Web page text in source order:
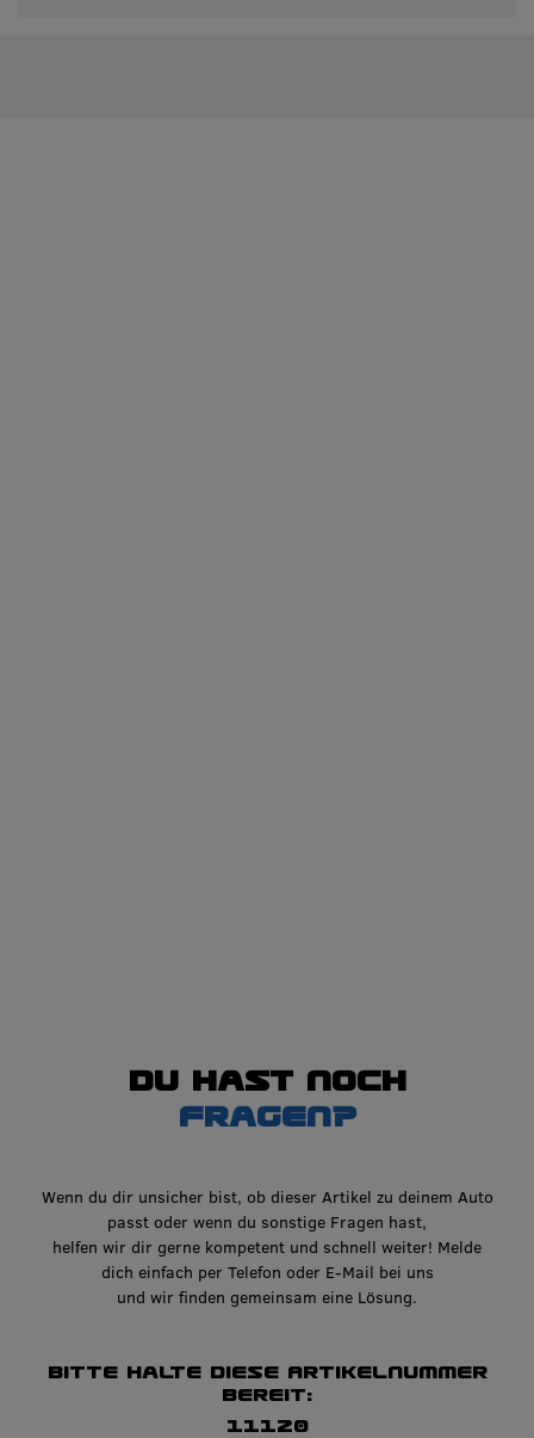
Du hast noch
Fragen?
Wenn du dir unsicher bist, ob dieser Artikel zu deinem Auto
passt oder wenn du sonstige Fragen hast,
helfen wir dir gerne kompetent und schnell weiter! Melde
dich einfach per Telefon oder E-Mail bei uns
und wir finden gemeinsam eine Lösung.
Bitte halte diese Artikelnummer
bereit:
11120